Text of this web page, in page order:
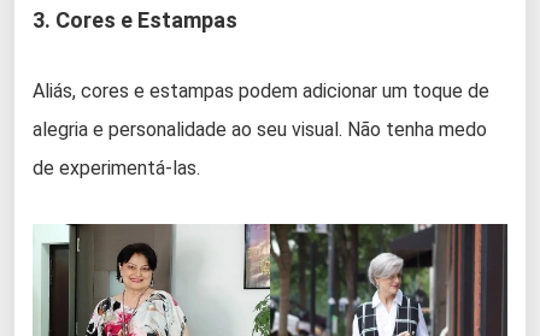
3. Cores e Estampas
Aliás, cores e estampas podem adicionar um toque de
alegria e personalidade ao seu visual. Não tenha medo
de experimentá-las.